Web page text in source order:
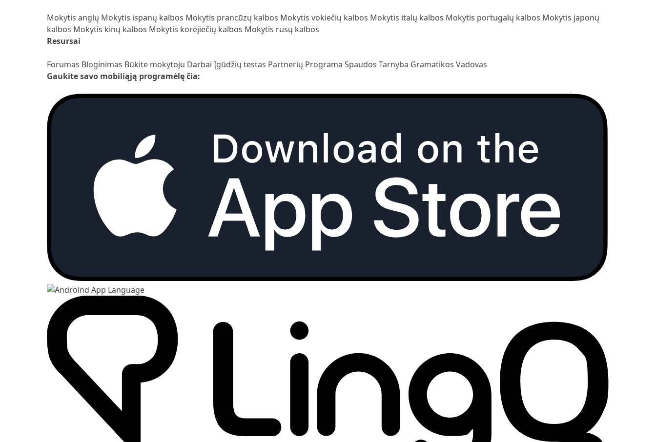
Mokytis anglų Mokytis ispanų kalbos Mokytis prancūzų kalbos Mokytis vokiečių kalbos Mokytis italų kalbos Mokytis portugalų kalbos Mokytis japonų
kalbos Mokytis kinų kalbos Mokytis korėjiečių kalbos Mokytis rusų kalbos
Resursai
Forumas Bloginimas Būkite mokytoju Darbai Įgūdžių testas Partnerių Programa Spaudos Tarnyba Gramatikos Vadovas
Gaukite savo mobiliąją programėlę čia: